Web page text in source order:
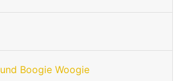
Boogie Woogie